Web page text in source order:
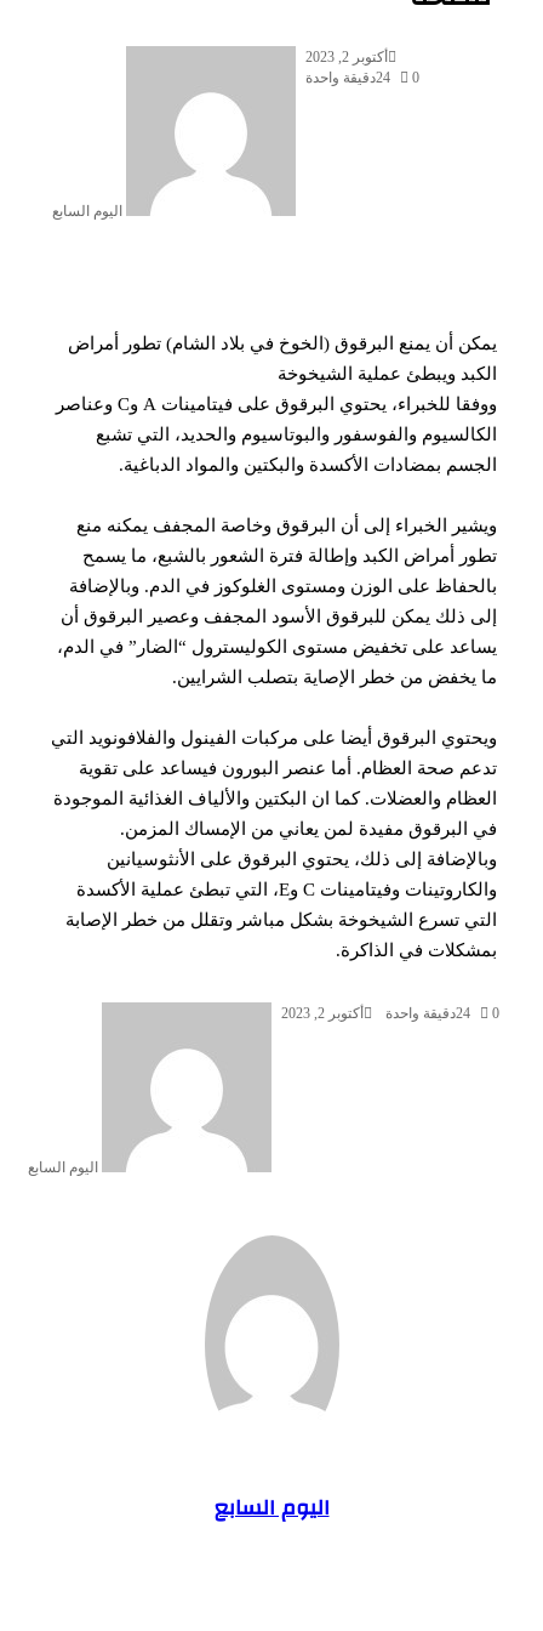
اليوم السابع
دقيقة واحدة
أن يمنع البرقوق (الخوخ في بلاد الشام) تطور أمراض
ويبطئ عملية الشيخوخة
ووفقا للخبراء، يحتوي البرقوق على فيتامينات A وC وعناصر
والفوسفور والبوتاسيوم والحديد، التي تشبع
بمضادات الأكسدة والبكتين والمواد الدباغية.
الخبراء إلى أن البرقوق وخاصة المجفف يمكنه منع
أمراض الكبد وإطالة فترة الشعور بالشبع، ما يسمح
على الوزن ومستوى الغلوكوز في الدم. وبالإضافة
ذلك يمكن للبرقوق الأسود المجفف وعصير البرقوق أن
على تخفيض مستوى الكوليسترول “الضار” في الدم،
يخفض من خطر الإصاية بتصلب الشرايين.
البرقوق أيضا على مركبات الفينول والفلافونويد التي
صحة العظام. أما عنصر البورون فيساعد على تقوية
والعضلات. كما ان البكتين والألياف الغذائية الموجودة
البرقوق مفيدة لمن يعاني من الإمساك المزمن.
إلى ذلك، يحتوي البرقوق على الأنثوسيانين
والكاروتينات وفيتامينات C وE، التي تبطئ عملية الأكسدة
تسرع الشيخوخة بشكل مباشر وتقلل من خطر الإصابة
في الذاكرة.
اليوم السابع
أكتوبر 2, 2023 دقيقة واحدة
اليوم السابع